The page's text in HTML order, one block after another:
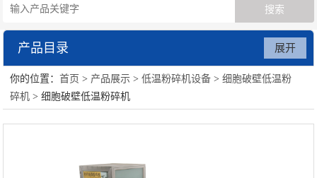
产品目录
超微粉碎机设备
展开
你的位置：首页 > 产品展示 >低温粉碎机设备 >细胞破壁低温粉
碎机 > 细胞破壁低温粉碎机